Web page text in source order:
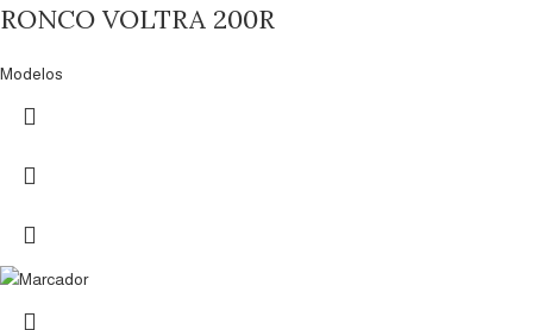
RONCO VOLTRA 200R
Modelos